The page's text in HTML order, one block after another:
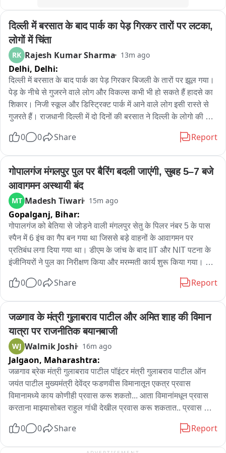
दिल्ली में बरसात के बाद पार्क का पेड़ गिरकर तारों पर लटका,
लोगों में चिंता
RK Rajesh Kumar Sharma 13m ago
Delhi, Delhi:
दिल्ली में बरसात के बाद पार्क का पेड़ गिरकर बिजली के तारों पर झूल गया।
पेड़ के नीचे से गुजरने वाले लोग और विकल्स कभी भी हो सकते हैं हादसे का
शिकार। निजी स्कूल और डिस्ट्रिक्ट पार्क में आने वाले लोग इसी रास्ते से
गुजरते हैं। राजधानी दिल्ली में दो दिनों की बरसात ने दिल्ली के लोगो की
दीवार के साथ खड़ा एक बड़ा पेड़ अचानक से जमीन से उखड़कर तारों और
हैं। मायापुरी राजौरी गार्डन में मेन मार्किट कैंब्रिज स्कूल से टैगोर गार्डन को
जाने वाली मुख्य सड़क होने के कारण विकल्स इस पेड़ के नीचे से ही गुजर रहे
है जिसके चलते बड़े हादसा होने का खतरा बना हुआ है। लोगों ने इसकी
शिकायत भी कर रखी है। लेकिन कई घंटे बीत जाने के बावजूद ना तो
प्रशासन इस तरफ ध्यान दे रहा है और ना ही कोई एजेंसी ध्यान दे रही है।
जब बड़ा हादसा हो जाएगा तब जाकर प्रशासन और जनप्रतिनिधि की आँखे
खुलेगी।
0 0 Share Report
गोपालगंज मंगलपुर पुल पर बैरिंग बदली जाएंगी, सुबह 5–7 बजे
आवागमन अस्थायी बंद
MT Madesh Tiwari 15m ago
Gopalganj, Bihar:
गोपालगंज को बेतिया से जोड़ने वाली मंगलपुर सेतु के पिलर नंबर 5 के पास
स्पैन में 6 इंच का गैप बन गया था जिससे बड़े वाहनों के आवागमन पर
प्रतिबंध लगा दिया गया था। डीएम के जांच के बाद IIT और NIT पटना के
इंजीनियरों ने पुल का निरीक्षण किया और मरम्मती कार्य शुरू किया गया। कल
जिसको लेकर जिला प्रशासन ने दो घंटे तक पुल से आवागमन को बाधित
0 0 Share Report
जळगाव के मंत्री गुलाबराव पाटील और अमित शाह की विमान
यात्रा पर राजनीतिक बयानबाजी
WJ Walmik Joshi 16m ago
Jalgaon, Maharashtra:
जळगाव ब्रेक मंत्री गुलाबराव पाटील पॉइंटर मंत्री गुलाबराव पाटील ऑन
जयंत पाटील मुख्यमंत्री देवेंद्र फडणवीस विमानातून एकत्र प्रवास
विमानामध्ये काय कोणीही प्रवास करू शकतो... आता विमानांमधून प्रवास
करताना माझ्यासोबत राहुल गांधी देखील प्रवास करू शकतात.. प्रवास
घेतली नाही अमित शहा लघु कार्यक्रमांमुळे भेट घेतली नाही असं होऊ शकत
0 0 Share Report